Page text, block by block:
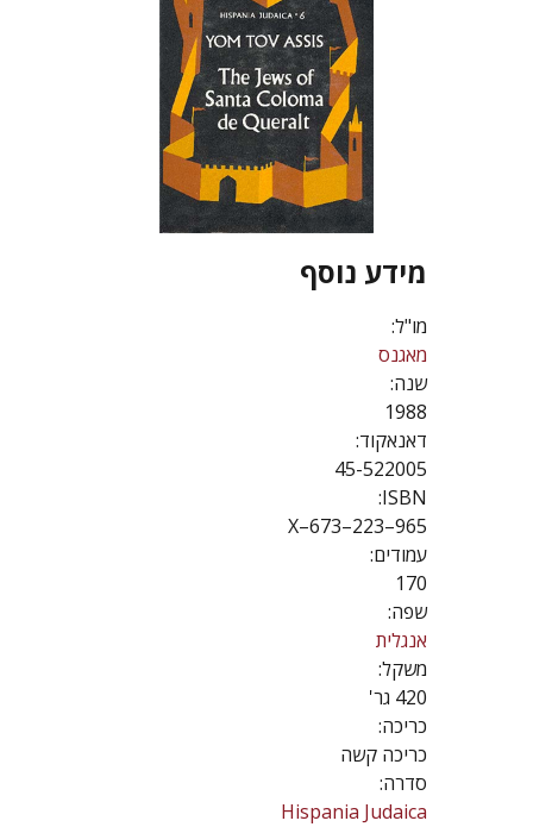
מידע נוסף
מו"ל:
מאגנס
שנה:
1988
דאנאקוד:
45-522005
ISBN:
965–223–673–X
עמודים:
170
שפה:
אנגלית
משקל:
420 גר'
כריכה:
כריכה קשה
סדרה:
Hispania Judaica